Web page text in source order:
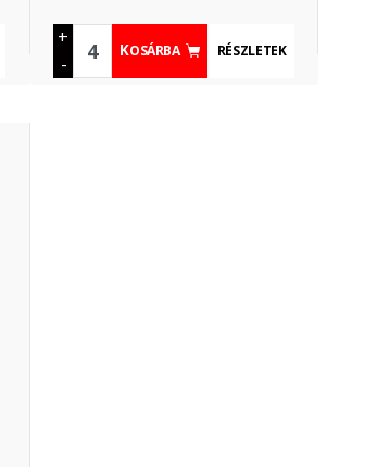
+
-
KOSÁRBA RÉSZLETEK